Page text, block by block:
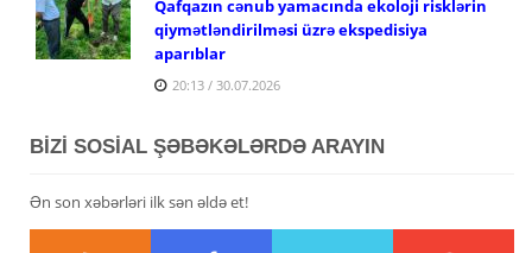
Qafqazın cənub yamacında ekoloji risklərin
qiymətləndirilməsi üzrə ekspedisiya
aparıblar
20:13 / 30.07.2026
BİZİ SOSİAL ŞƏBƏKƏLƏRDƏ ARAYIN
Ən son xəbərləri ilk sən əldə et!